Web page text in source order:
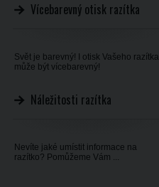
Vícebarevný otisk razítka
Svět je barevný! I otisk Vašeho razítka
může být vícebarevný!
Náležitosti razítka
Nevíte jaké umístit informace na
razítko? Pomůžeme Vám ...